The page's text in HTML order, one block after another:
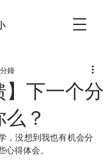
】下一个分
？
鐘
，没想到我也有机会分
得体会。